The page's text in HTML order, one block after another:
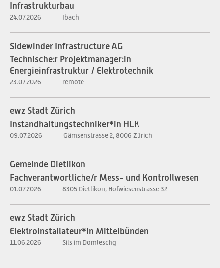
Infrastrukturbau
24.07.2026 Ibach
Sidewinder Infrastructure AG
Technische:r Projektmanager:in
Energieinfrastruktur / Elektrotechnik
23.07.2026 remote
ewz Stadt Zürich
Instandhaltungstechniker*in HLK
09.07.2026 Gämsenstrasse 2, 8006 Zürich
Gemeinde Dietlikon
Fachverantwortliche/r Mess- und Kontrollwesen
01.07.2026 8305 Dietlikon, Hofwiesenstrasse 32
ewz Stadt Zürich
Elektroinstallateur*in Mittelbünden
11.06.2026 Sils im Domleschg